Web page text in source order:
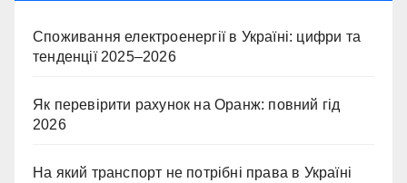
Споживання електроенергії в Україні: цифри та
тенденції 2025–2026
Як перевірити рахунок на Оранж: повний гід
2026
На який транспорт не потрібні права в Україні